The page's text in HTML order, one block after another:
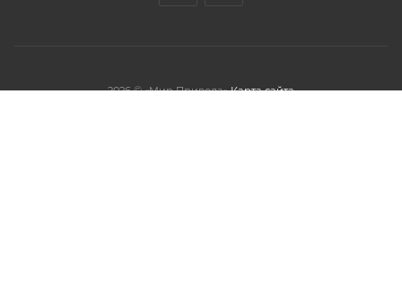
2026 © «Мир Привода» Карта сайта